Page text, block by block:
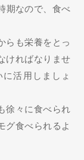
期なので、食べ
らも栄養をとっ
ければなりませ
活用しましょ
徐々に食べられ
グ食べられるよ